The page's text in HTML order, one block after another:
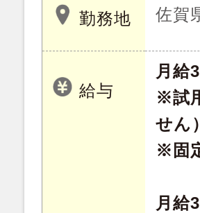
勤務地 佐賀
給与
月給
※試
せん）
※固
月給